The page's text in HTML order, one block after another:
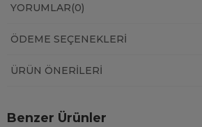
YORUMLAR(0)
ÖDEME SEÇENEKLERI
ÜRÜN ÖNERILERI
Benzer Ürünler